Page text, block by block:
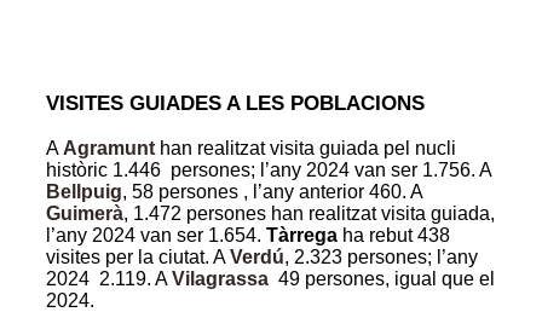
VISITES GUIADES A LES POBLACIONS
A Agramunt han realitzat visita guiada pel nucli
històric 1.446 persones; l’any 2024 van ser 1.756. A
Bellpuig, 58 persones , l’any anterior 460. A
Guimerà, 1.472 persones han realitzat visita guiada,
l’any 2024 van ser 1.654. Tàrrega ha rebut 438
visites per la ciutat. AVerdú, 2.323 persones; l’any
2024 2.119. AVilagrassa 49 persones, igual que el
2024.